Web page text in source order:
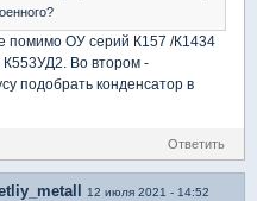
помимо ОУ серий К157 /К1434
Во втором -
подобрать конденсатор в
Ответить
12 июля 2021 - 14:52